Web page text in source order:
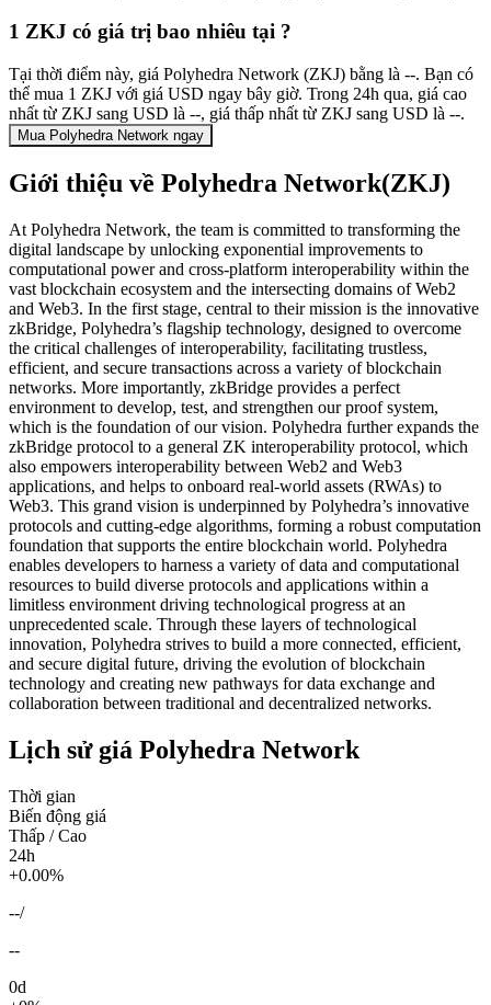
1 ZKJ có giá trị bao nhiêu tại ?
Tại thời điểm này, giá Polyhedra Network (ZKJ) bằng là --. Bạn có
thể mua 1 ZKJ với giá USD ngay bây giờ. Trong 24h qua, giá cao
nhất từ ZKJ sang USD là --, giá thấp nhất từ ZKJ sang USD là --.
Mua Polyhedra Network ngay
Giới thiệu về Polyhedra Network(ZKJ)
At Polyhedra Network, the team is committed to transforming the
digital landscape by unlocking exponential improvements to
computational power and cross-platform interoperability within the
vast blockchain ecosystem and the intersecting domains of Web2
and Web3. In the first stage, central to their mission is the innovative
zkBridge, Polyhedra’s flagship technology, designed to overcome
the critical challenges of interoperability, facilitating trustless,
efficient, and secure transactions across a variety of blockchain
networks. More importantly, zkBridge provides a perfect
environment to develop, test, and strengthen our proof system,
which is the foundation of our vision. Polyhedra further expands the
zkBridge protocol to a general ZK interoperability protocol, which
also empowers interoperability between Web2 and Web3
applications, and helps to onboard real-world assets (RWAs) to
Web3. This grand vision is underpinned by Polyhedra’s innovative
protocols and cutting-edge algorithms, forming a robust computation
foundation that supports the entire blockchain world. Polyhedra
enables developers to harness a variety of data and computational
resources to build diverse protocols and applications within a
limitless environment driving technological progress at an
unprecedented scale. Through these layers of technological
innovation, Polyhedra strives to build a more connected, efficient,
and secure digital future, driving the evolution of blockchain
technology and creating new pathways for data exchange and
collaboration between traditional and decentralized networks.
Lịch sử giá Polyhedra Network
Thời gian
Biến động giá
Thấp / Cao
24h
+0.00%
--/
--
0d